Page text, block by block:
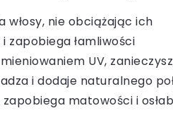
włosy, nie obciążając ich
zapobiega łamliwości
UV,
i dodaje naturalnego
matowości i